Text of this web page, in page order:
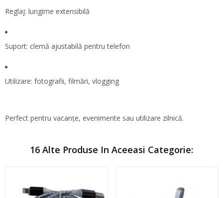
Reglaj: lungime extensibilă
Suport: clemă ajustabilă pentru telefon
Utilizare: fotografii, filmări, vlogging
Perfect pentru vacanțe, evenimente sau utilizare zilnică.
16 Alte Produse In Aceeasi Categorie: